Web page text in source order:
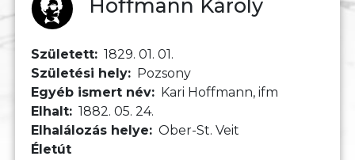
Hoffmann Károly
Született
1829. 01. 01.
Születési hely
Pozsony
Egyéb ismert név
Kari Hoffmann, ifm
Elhalt
1882. 05. 24.
Elhalálozás helye
Ober-St. Veit
Életút